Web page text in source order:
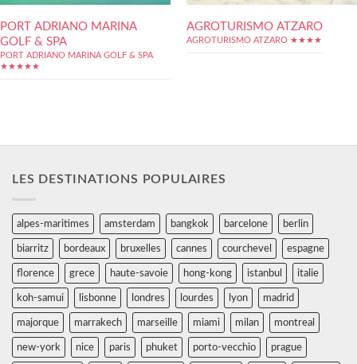
PORT ADRIANO MARINA
GOLF & SPA
PORT ADRIANO MARINA GOLF & SPA
★★★★★
AGROTURISMO ATZARO
AGROTURISMO ATZARO ★★★★
LES DESTINATIONS POPULAIRES
alpes-maritimes amsterdam bangkok barcelone berlin
biarritz bordeaux bruxelles cannes courchevel espagne
florence grece haute-savoie hong-kong istanbul italie
koh-samui lisbonne londres lourdes lyon madrid
majorque marrakech marseille miami milan montreal
new-york nice paris phuket porto-vecchio prague